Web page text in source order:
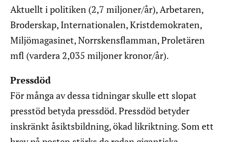
Aktuellt i politiken (2,7 miljoner/år), Arbetaren,
Broderskap, Internationalen, Kristdemokraten,
Miljömagasinet, Norrskensflamman, Proletären
mfl (vardera 2,035 miljoner kronor/år).
Pressdöd
För många av dessa tidningar skulle ett slopat
presstöd betyda pressdöd. Pressdöd betyder
inskränkt åsiktsbildning, ökad likriktning. Som ett